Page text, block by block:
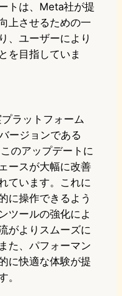
トは、Meta社が提
上させるための一
、ユーザーにより
を目指していま
ラットフォーム
ージョンである
のアップデートに
ースが大幅に改善
ています。これに
に操作できるよう
ツールの強化によ
がよりスムーズに
た、パフォーマン
に快適な体験が提
。